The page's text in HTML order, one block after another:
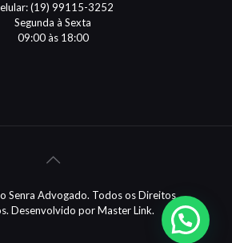
(19) 99115-3252
Segunda à Sexta
09:00 às 18:00
Senra Advogado. Todos os Direitos
Desenvolvido porMaster Link.